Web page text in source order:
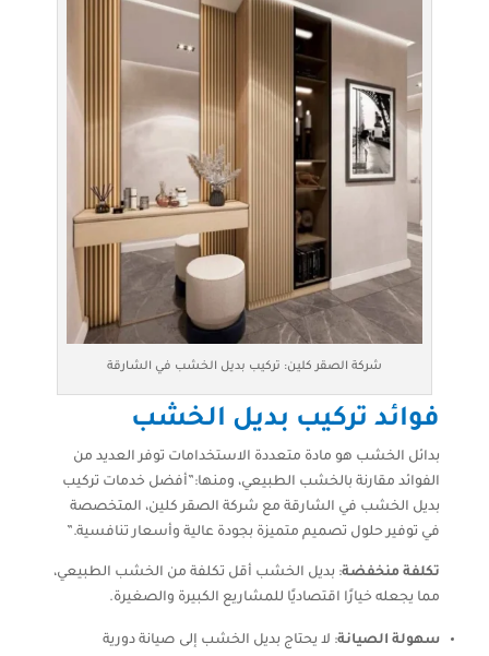
شركة الصقر كلين: تركيب بديل الخشب في الشارقة
فوائد تركيب بديل الخشب
بدائل الخشب هو مادة متعددة الاستخدامات توفر العديد من
الفوائد مقارنة بالخشب الطبيعي، ومنها:”أفضل خدمات تركيب
بديل الخشب في الشارقة مع شركة الصقر كلين، المتخصصة
في توفير حلول تصميم متميزة بجودة عالية وأسعار تنافسية.”
تكلفة منخفضة: بديل الخشب أقل تكلفة من الخشب الطبيعي،
مما يجعله خيارًا اقتصاديًا للمشاريع الكبيرة والصغيرة.
سهولة الصيانة: لا يحتاج بديل الخشب إلى صيانة دورية